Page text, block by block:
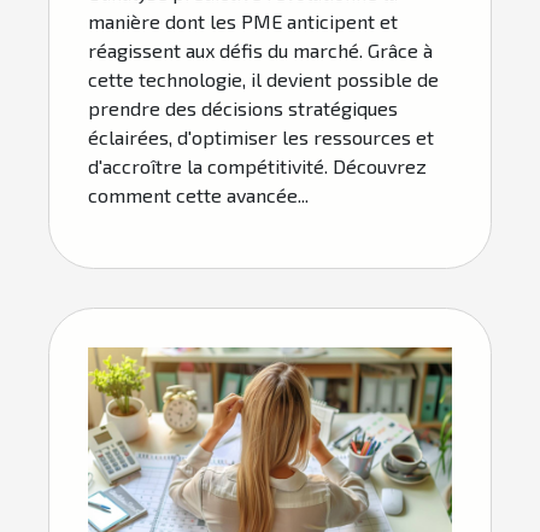
manière dont les PME anticipent et
réagissent aux défis du marché. Grâce à
cette technologie, il devient possible de
prendre des décisions stratégiques
éclairées, d'optimiser les ressources et
d'accroître la compétitivité. Découvrez
comment cette avancée...